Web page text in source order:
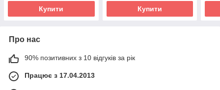
Купити Купити
Про нас
90% позитивних з 10 відгуків за рік
Працює з 17.04.2013